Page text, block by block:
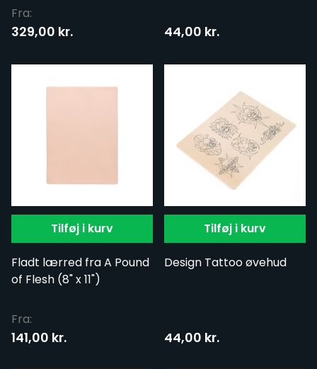
Fra:
329,00 kr. 44,00 kr.
Tilføj i kurv
Fladt lærred fra A Pound
of Flesh (8" x 11")
Fra:
141,00 kr.
Tilføj i kurv
Design Tattoo øvehud
44,00 kr.